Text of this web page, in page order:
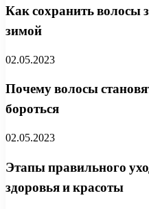
Как сохранить
зимой
02.05.2023
Почему волосы
бороться
02.05.2023
Этапы правильного
здоровья и красоты